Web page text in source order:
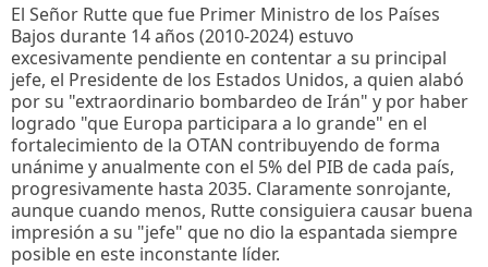
El Señor Rutte que fue Primer Ministro de los Países
Bajos durante 14 años (2010-2024) estuvo
excesivamente pendiente en contentar a su principal
jefe, el Presidente de los Estados Unidos, a quien alabó
por su "extraordinario bombardeo de Irán" y por haber
logrado "que Europa participara a lo grande" en el
fortalecimiento de la OTAN contribuyendo de forma
unánime y anualmente con el 5% del PIB de cada país,
progresivamente hasta 2035. Claramente sonrojante,
aunque cuando menos, Rutte consiguiera causar buena
impresión a su "jefe" que no dio la espantada siempre
posible en este inconstante líder.